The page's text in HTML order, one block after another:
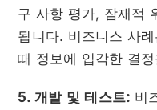
구 사항 평가, 잠재적
됩니다. 비즈니스 사례
때 정보에 입각한 결
5. 개발 및 테스트: 비